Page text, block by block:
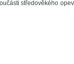
středověkého